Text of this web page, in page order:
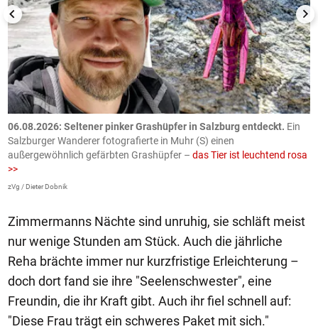
06.08.2026: Seltener pinker Grashüpfer in Salzburg entdeckt. Ein
Salzburger Wanderer fotografierte in Muhr (S) einen
außergewöhnlich gefärbten Grashüpfer – das Tier ist leuchtend rosa
>>
zVg / Dieter Dobnik
Zimmermanns Nächte sind unruhig, sie schläft meist
nur wenige Stunden am Stück. Auch die jährliche
Reha brächte immer nur kurzfristige Erleichterung –
doch dort fand sie ihre "Seelenschwester", eine
Freundin, die ihr Kraft gibt. Auch ihr fiel schnell auf:
"Diese Frau trägt ein schweres Paket mit sich."